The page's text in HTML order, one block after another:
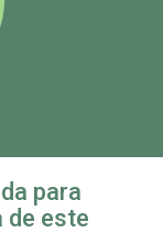
para
de este